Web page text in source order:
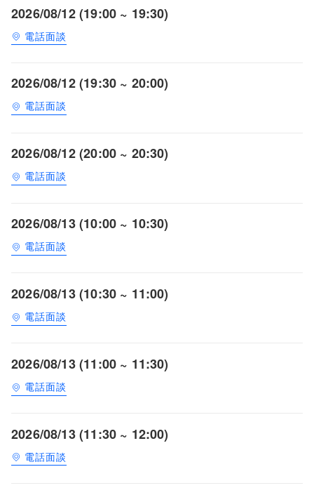
2026/08/12 (19:00 ~ 19:30)
電話面談
2026/08/12 (19:30 ~ 20:00)
電話面談
2026/08/12 (20:00 ~ 20:30)
電話面談
2026/08/13 (10:00 ~ 10:30)
電話面談
2026/08/13 (10:30 ~ 11:00)
電話面談
2026/08/13 (11:00 ~ 11:30)
電話面談
2026/08/13 (11:30 ~ 12:00)
電話面談